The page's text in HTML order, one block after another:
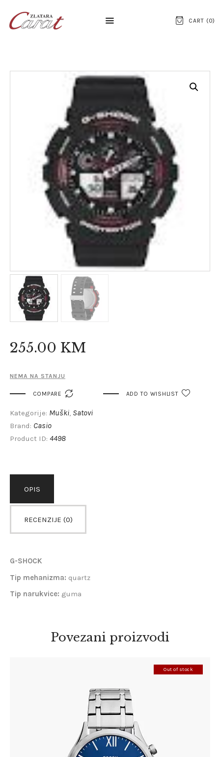
CART (0)
NASLOVNA
O NAMA
KONTAKT
SATOVI
SREBRNI NAKIT
ZLATNI NAKIT
255.00 KM
NEMA NA STANJU
COMPARE  ADD TO WISHLIST
Kategorije: Muški, Satovi
Brand: Casio
Product ID: 4498
OPIS
RECENZIJE (0)
G-SHOCK
Tip mehanizma: quartz
Tip narukvice: guma
Povezani proizvodi
Out of stock